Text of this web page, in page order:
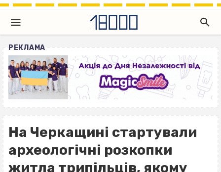
РЕКЛАМА
На Черкащині стартували
археологічні розкопки
житла трипільців, якому